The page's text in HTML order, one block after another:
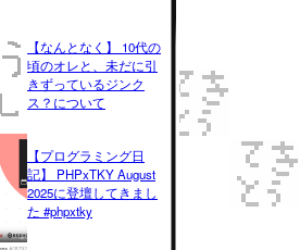
【なんとなく】 10代の
頃のオレと、未だに引
きずっているジンク
ス？について
【プログラミング日
記】 PHPxTKY August
2025に登壇してきまし
た #phpxtky